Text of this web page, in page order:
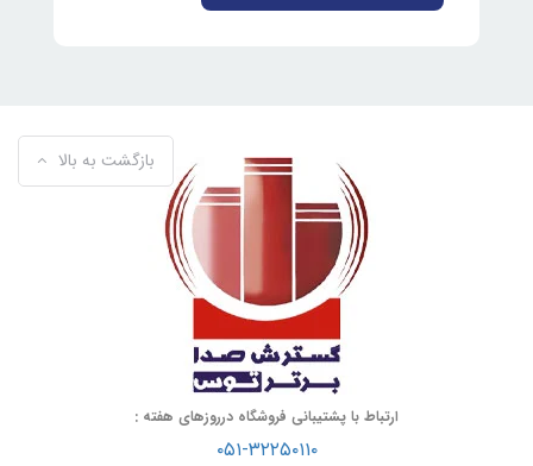
بازگشت به بالا
ارتباط با پشتیبانی فروشگاه درروزهای هفته :
۰۵۱-۳۲۲۵۰۱۱۰